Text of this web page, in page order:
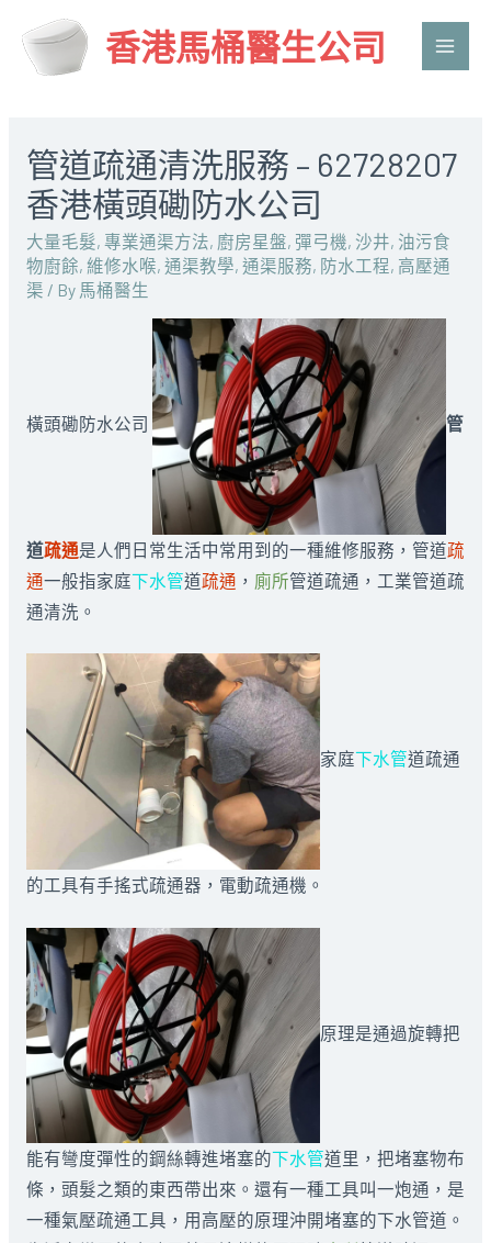
香港馬桶醫生公司
Main
管道疏通清洗服務 – 62728207
香港橫頭磡防水公司
大量毛髮, 專業通渠方法, 廚房星盤, 彈弓機, 沙井, 油污食
物廚餘, 維修水喉, 通渠教學, 通渠服務, 防水工程, 高壓通
渠 / By 馬桶醫生
橫頭磡防水公司 管
道疏通是人們日常生活中常用到的一種維修服務，管道疏
通一般指家庭下水管道疏通 ， 廁所管道疏通，工業管道疏
通清洗。
家庭下水管道疏通
的工具有手搖式疏通器，電動疏通機。
原理是通過旋轉把
能有彎度彈性的鋼絲轉進堵塞的下水管道里，把堵塞物布
條，頭髮之類的東西帶出來。還有一種工具叫一炮通，是
一種氣壓疏通工具，用高壓的原理沖開堵塞的下水管道。